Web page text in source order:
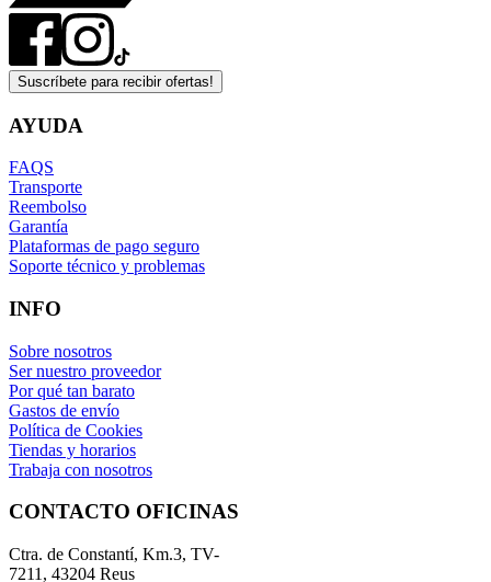
Suscríbete para recibir ofertas!
AYUDA
FAQS
Transporte
Reembolso
Garantía
Plataformas de pago seguro
Soporte técnico y problemas
INFO
Sobre nosotros
Ser nuestro proveedor
Por qué tan barato
Gastos de envío
Política de Cookies
Tiendas y horarios
Trabaja con nosotros
CONTACTO OFICINAS
Ctra. de Constantí, Km.3, TV-
7211, 43204 Reus